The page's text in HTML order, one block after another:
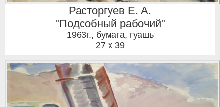
Расторгуев Е. А.
"Подсобный рабочий"
1963г., бумага, гуашь
27 x 39